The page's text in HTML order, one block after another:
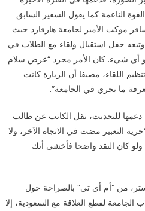
الناعمة كما يقول السفير السابق
موكب الأمير لجامعة هارفارد حيث
حفل استقبال ولقاء مع الطلاب في
أي شيء. كان الأمر مجرد “عرض سلام
اللقاء، مضيفا أن الزيارة كانت
ما يجري في الجامعة”.
للتحديث، نقل الكاتب عن طالب
التعبير مضت في الاتجاه الآخر، ولا
ولو كان النقد واضحا فأخشى أنك
من “أم أي تي” بالصراحة حول
لقطع العلاقة مع السعودية، إلا